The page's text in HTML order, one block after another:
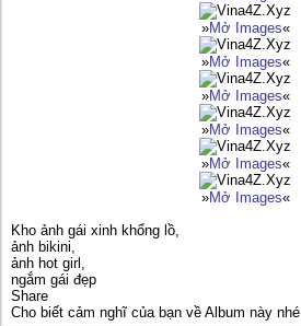
»Mở Images«
»Mở Images«
»Mở Images«
»Mở Images«
»Mở Images«
»Mở Images«
Kho ảnh gái xinh khổng lồ,
ảnh bikini,
ảnh hot girl,
ngắm gái đẹp
Share
Cho biết cảm nghĩ của bạn về Album này nhé